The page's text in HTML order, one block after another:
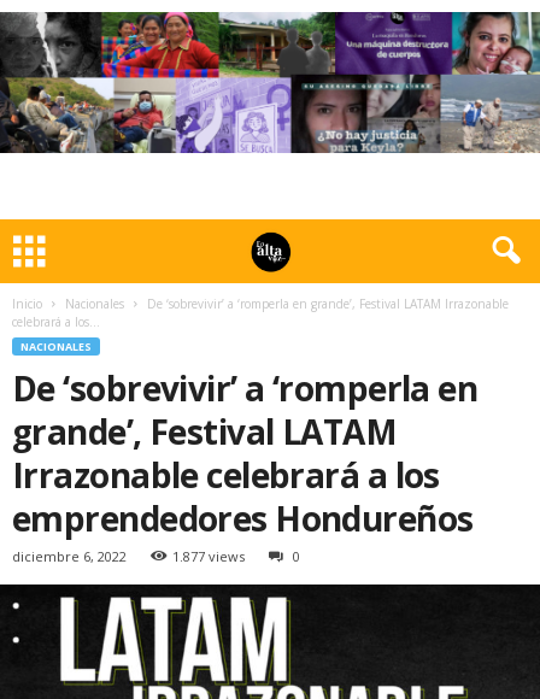
Inicio Nacionales
De ‘sobrevivir’ a ‘romperla en grande’, Festival LATAM Irrazonable
celebrará a los...
NACIONALES
De ‘sobrevivir’ a ‘romperla en
grande’, Festival LATAM
Irrazonable celebrará a los
emprendedores Hondureños
diciembre 6, 2022 1.877 views 0